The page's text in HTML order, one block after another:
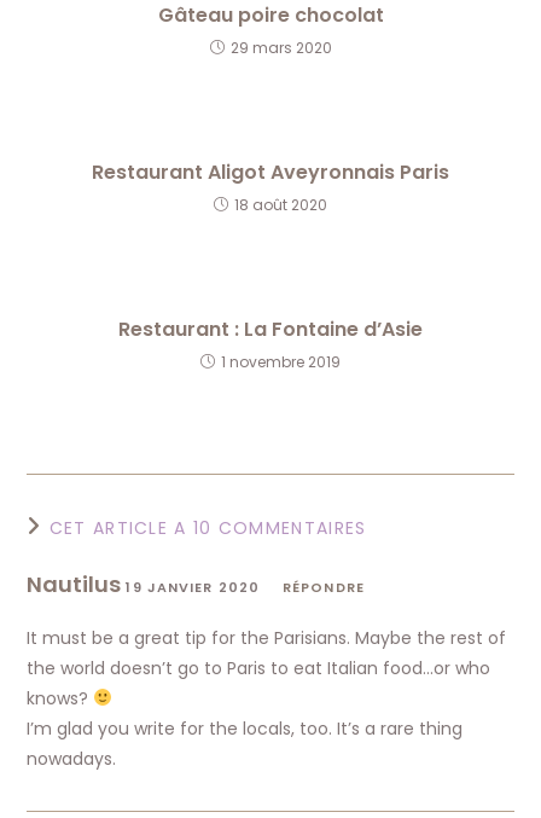
Gâteau poire chocolat
29 mars 2020
Restaurant Aligot Aveyronnais Paris
18 août 2020
Restaurant : La Fontaine d’Asie
1 novembre 2019
CET ARTICLE A 10 COMMENTAIRES
Nautilus 19 JANVIER 2020 RÉPONDRE
It must be a great tip for the Parisians. Maybe the rest of
the world doesn’t go to Paris to eat Italian food…or who
knows?
I’m glad you write for the locals, too. It’s a rare thing
nowadays.